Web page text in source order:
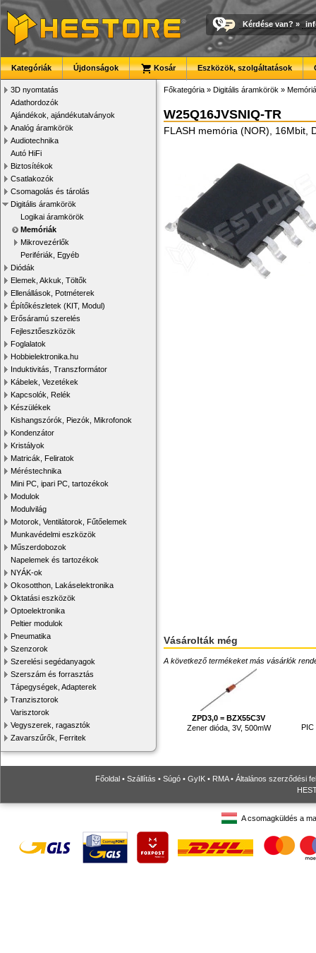
Kérdése van? »
Kategóriák Újdonságok Kosár Eszközök, szolgáltatások
3D nyomtatás
Adathordozók
Ajándékok, ajándékutalványok
Analóg áramkörök
Audiotechnika
Autó HiFi
Biztosítékok
Csatlakozók
Csomagolás és tárolás
Digitális áramkörök
Logikai áramkörök
Memóriák
Mikrovezérlők
Perifériák, Egyéb
Diódák
Elemek, Akkuk, Töltők
Ellenállások, Potméterek
Építőkészletek (KIT, Modul)
Erősáramú szerelés
Fejlesztőeszközök
Foglalatok
Hobbielektronika.hu
Induktivitás, Transzformátor
Kábelek, Vezetékek
Kapcsolók, Relék
Készülékek
Kishangszórók, Piezók, Mikrofonok
Kondenzátor
Kristályok
Matricák, Feliratok
Méréstechnika
Mini PC, ipari PC, tartozékok
Modulok
Modulvilág
Motorok, Ventilátorok, Fűtőelemek
Munkavédelmi eszközök
Műszerdobozok
Napelemek és tartozékok
NYÁK-ok
Okosotthon, Lakáselektronika
Oktatási eszközök
Optoelektronika
Peltier modulok
Pneumatika
Szenzorok
Szerelési segédanyagok
Szerszám és forrasztás
Tápegységek, Adapterek
Tranzisztorok
Varisztorok
Vegyszerek, ragasztók
Zavarszűrők, Ferritek
Főkategória » Digitális áramkörök »
W25Q16JVSNIQ-TR
FLASH memória (NOR), 16Mbit,
Vásárolták még
A következő termékeket más vásárlók
ZPD3,0 = BZX55C3V
Zener dióda, 3V, 500mW
PIC
Főoldal • Szállítás • Súgó • GyIK • RMA• Általános szerződési
A csomagküldés a